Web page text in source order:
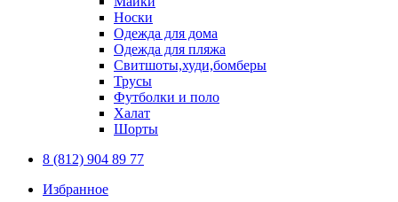
Носки
Одежда для дома
Одежда для пляжа
Свитшоты,худи,бомберы
Трусы
Футболки и поло
Халат
Шорты
8 (812) 904 89 77
Избранное